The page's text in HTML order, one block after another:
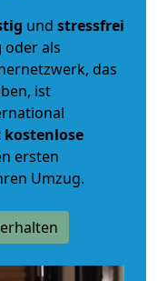
und stressfrei
oder als
das
ist
kostenlose
ersten
Umzug.